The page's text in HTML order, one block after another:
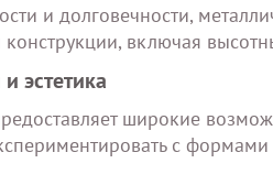
и долговечности,
включая
эстетика
широкие
с